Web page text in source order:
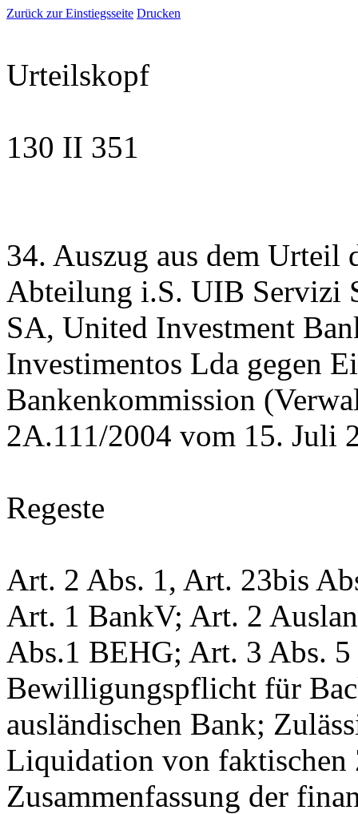
Zurück zur Einstiegsseite Drucken
Urteilskopf
130 II 351
34. Auszug aus dem
Abteilung i.S. UIB Servizi
SA, United Investment
Investimentos Lda gegen
Bankenkommission
2A.111/2004 vom 15. Juli
Regeste
Art. 2 Abs. 1, Art. 23bis
Art. 1 BankV; Art. 2
Abs.1 BEHG; Art. 3 Abs.
Bewilligungspflicht für
ausländischen Bank;
Liquidation von faktischen
Zusammenfassung der